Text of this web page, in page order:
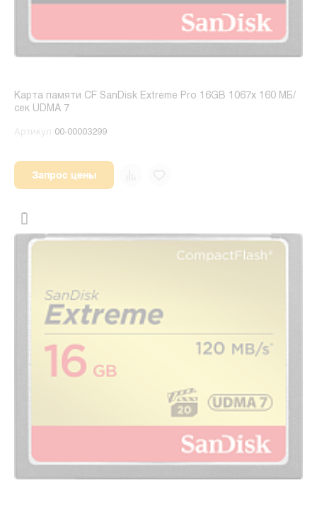
Карта памяти CF SanDisk Extreme Pro 16GB 1067x 160 МБ/
сек UDMA 7
Артикул 00-00003299
Запрос цены